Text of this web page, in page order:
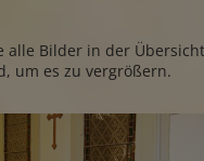
alle Bilder in der
um es zu vergrößern.